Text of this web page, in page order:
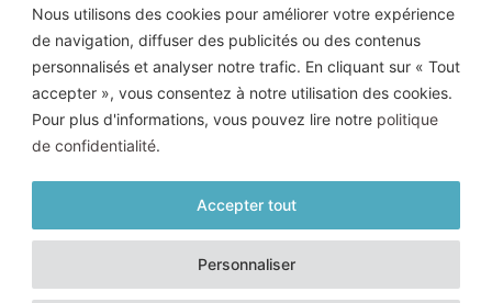
Nous utilisons des cookies pour améliorer votre expérience
de navigation, diffuser des publicités ou des contenus
personnalisés et analyser notre trafic. En cliquant sur « Tout
accepter », vous consentez à notre utilisation des cookies.
Pour plus d'informations, vous pouvez lire notre politique
de confidentialité.
Personnaliser
Accepter tout
Contactez-Nous
Haute Définition Image & Son
8, Avenue Geoffroy Saint-Hilaire
© HD Image et Son - 2026 |Mentions légales|Politique de
confidentialité| Tous droits réservés